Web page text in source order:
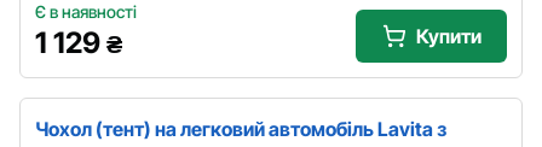
Є в наявності
1 129 ₴ Купити
Чохол (тент) на легковий автомобіль Lavita з